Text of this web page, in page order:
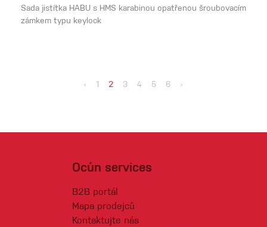
Sada jistítka HABU s HMS karabinou opatřenou šroubovacím
zámkem typu keylock
‹ 1 2 3 4 5 6 ›
Ocún services
B2B portál
Mapa prodejců
Kontaktujte nás